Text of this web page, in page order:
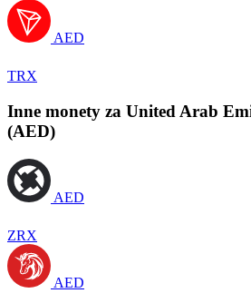
AED
TRX
Inne monety za United Arab
(AED)
AED
ZRX
AED